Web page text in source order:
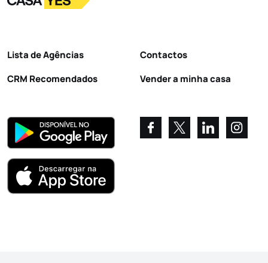
Lista de Agências
CRM Recomendados
Contactos
Vender a minha casa